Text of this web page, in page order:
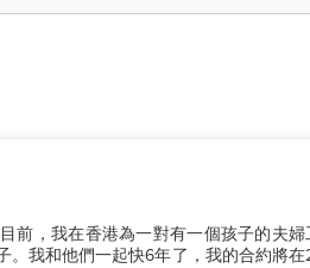
前，我在香港為一對有一個孩子的夫
。我和他們一起快6年了，我的合約將